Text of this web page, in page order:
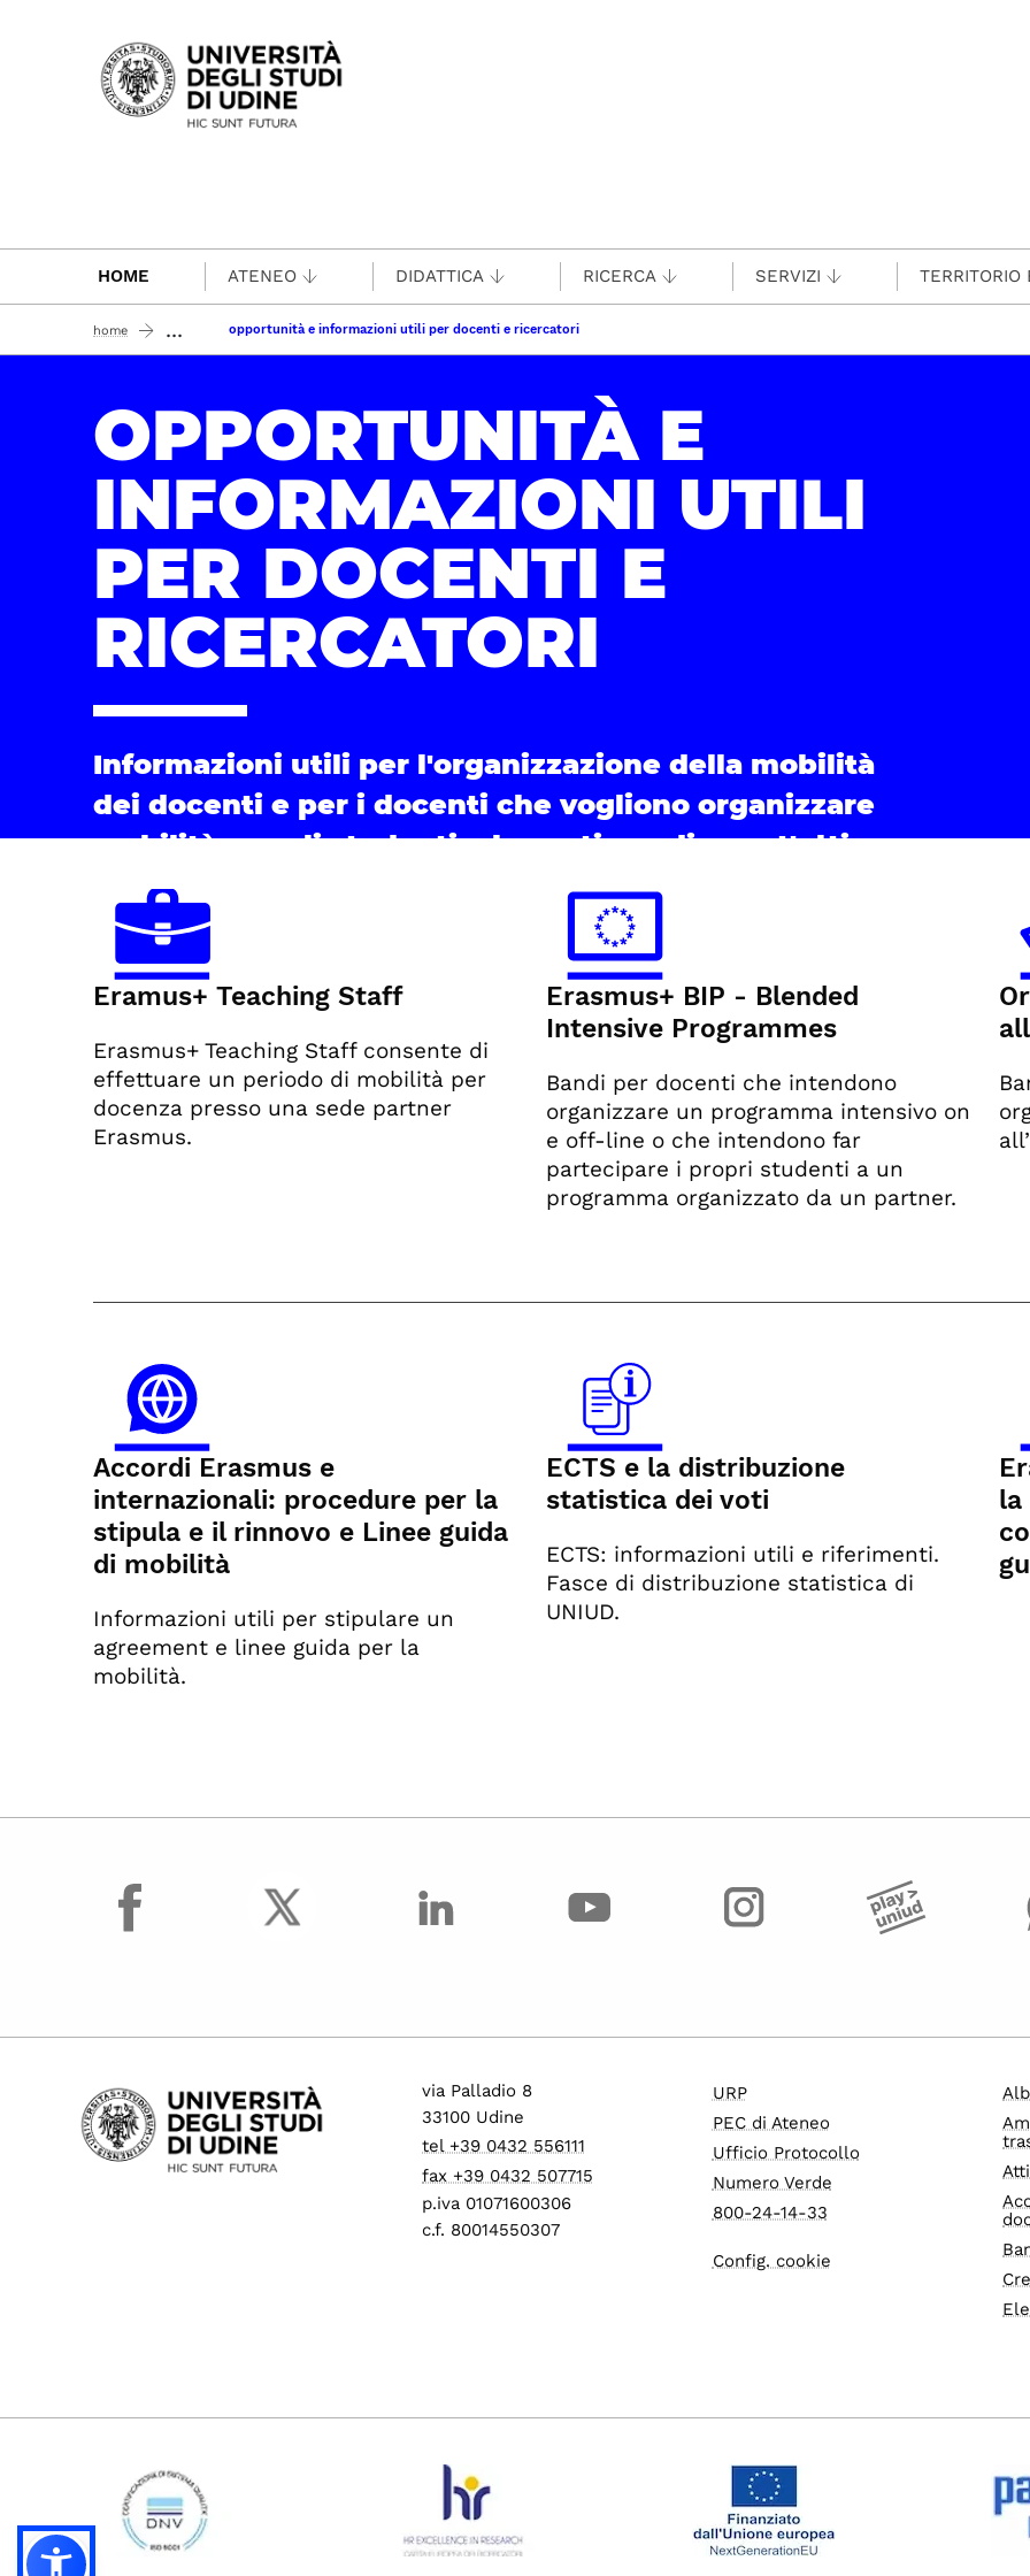
Passa al contenuto principale
HOME ATENEO DIDATTICA RICERCA SERVIZI TERRITORIO
home ... opportunità e informazioni utili per docenti e ricercatori
OPPORTUNITÀ E
INFORMAZIONI UTILI
PER DOCENTI E
RICERCATORI
Informazioni utili per l'organizzazione della mobilità
dei docenti e per i docenti che vogliono organizzare
mobilità per gli studenti e la gestione di quest'ultima.
Eramus+ Teaching Staff
Erasmus+ Teaching Staff consente di
effettuare un periodo di mobilità per
docenza presso una sede partner
Erasmus.
Erasmus+ BIP - Blended
Intensive Programmes
Bandi per docenti che intendono
organizzare un programma intensivo on
e off-line o che intendono far
partecipare i propri studenti a un
programma organizzato da un partner.
Accordi Erasmus e
internazionali: procedure per la
stipula e il rinnovo e Linee guida
di mobilità
Informazioni utili per stipulare un
agreement e linee guida per la
mobilità.
ECTS e la distribuzione
statistica dei voti
ECTS: informazioni utili e riferimenti.
Fasce di distribuzione statistica di
UNIUD.
la
facebook
via Palladio 8
33100 Udine
tel +39 0432 556111
fax +39 0432 507715
p.iva 01071600306
c.f. 80014550307
URP
PEC di Ateneo
Ufficio Protocollo
Numero Verde
800-24-14-33
Config. cookie